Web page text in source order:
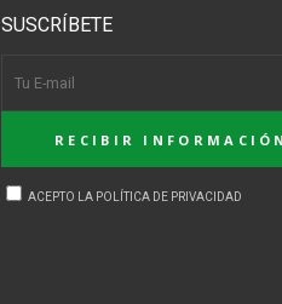
SUSCRÍBETE
ACEPTO LA POLÍTICA DE PRIVACIDAD